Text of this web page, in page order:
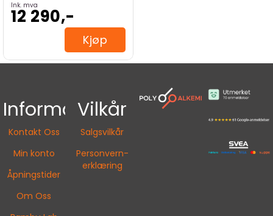
Ink. mva
12 290,-
Kjøp
Informasjon
Kontakt Oss
Min konto
Åpningstider
Om Oss
Vilkår
Salgsvilkår
Personvern-
erklæring